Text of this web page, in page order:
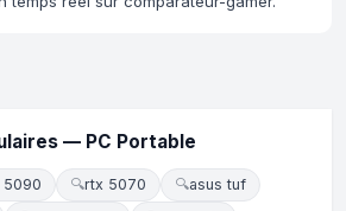
— PC Portable
5090 🔍rtx 5070 🔍asus tuf